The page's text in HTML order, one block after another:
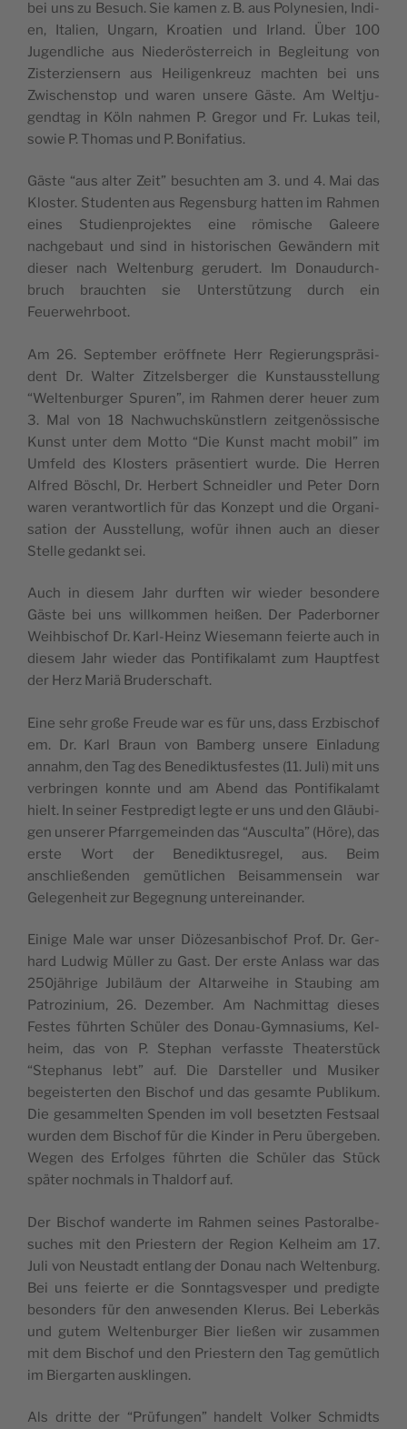
bei uns zu Besuch. Sie kamen z. B. aus Poly­ne­sien, Indi­
en, Ital­ien, Ungarn, Kroa­t­ien und Irland. Über 100
Jugendliche aus Niederöster­re­ich in Begleitung von
Zis­terziensern aus Heili­genkreuz macht­en bei uns
Zwis­chen­stop und waren unsere Gäste. Am Weltju­
gend­tag in Köln nah­men P. Gre­gor und Fr. Lukas teil,
sowie P. Thomas und P. Bonifatius.
Gäste “aus alter Zeit” besucht­en am 3. und 4. Mai das
Kloster. Stu­den­ten aus Regens­burg hat­ten im Rah­men
eines Stu­di­en­pro­jek­tes eine römis­che Galeere
nachge­baut und sind in his­torischen Gewän­dern mit
dieser nach Wel­tenburg gerud­ert. Im Donaudurch­
bruch braucht­en sie Unter­stützung durch ein
Feuerwehrboot.
Am 26. Sep­tem­ber eröffnete Herr Regierung­spräsi­
dent Dr. Wal­ter Zitzels­berg­er die Kun­stausstel­lung
“Wel­tenburg­er Spuren”, im Rah­men der­er heuer zum
3. Mal von 18 Nach­wuch­skün­stlern zeit­genös­sis­che
Kun­st unter dem Mot­to “Die Kun­st macht mobil” im
Umfeld des Klosters präsen­tiert wurde. Die Her­ren
Alfred Böschl, Dr. Her­bert Schnei­dler und Peter Dorn
waren ver­ant­wortlich für das Konzept und die Organ­i­
sa­tion der Ausstel­lung, wofür ihnen auch an dieser
Stelle gedankt sei.
Auch in diesem Jahr durften wir wieder beson­dere
Gäste bei uns willkom­men heißen. Der Pader­borner
Wei­h­bischof Dr. Karl-Heinz Wiese­mann feierte auch in
diesem Jahr wieder das Pon­tif­ikalamt zum Haupt­fest
der Herz Mar­iä Bruderschaft.
Eine sehr große Freude war es für uns, dass Erzbischof
em. Dr. Karl Braun von Bam­berg unsere Ein­ladung
annahm, den Tag des Benedik­tus­festes (11. Juli) mit uns
ver­brin­gen kon­nte und am Abend das Pon­tif­ikalamt
hielt. In sein­er Fest­predigt legte er uns und den Gläu­bi­
gen unser­er Pfar­rge­mein­den das “Aus­cul­ta” (Höre), das
erste Wort der Benedik­tus­regel, aus. Beim
anschließen­den gemütlichen Beisam­men­sein war
Gele­gen­heit zur Begeg­nung untereinander.
Einige Male war unser Diöze­san­bischof Prof. Dr. Ger­
hard Lud­wig Müller zu Gast. Der erste Anlass war das
250jährige Jubiläum der Altar­wei­he in Staub­ing am
Patrozini­um, 26. Dezem­ber. Am Nach­mit­tag dieses
Festes führten Schüler des Donau-Gym­na­si­ums, Kel­
heim, das von P. Stephan ver­fasste The­ater­stück
“Stephanus lebt” auf. Die Darsteller und Musik­er
begeis­terten den Bischof und das gesamte Pub­likum.
Die gesam­melten Spenden im voll beset­zten Fest­saal
wur­den dem Bischof für die Kinder in Peru übergeben.
Wegen des Erfolges führten die Schüler das Stück
später nochmals in Thal­dorf auf.
Der Bischof wan­derte im Rah­men seines Pas­toralbe­
such­es mit den Priestern der Region Kel­heim am 17.
Juli von Neustadt ent­lang der Donau nach Wel­tenburg.
Bei uns feierte er die Son­ntagsves­per und predigte
beson­ders für den anwe­senden Klerus. Bei Leberkäs
und gutem Wel­tenburg­er Bier ließen wir zusam­men
mit dem Bischof und den Priestern den Tag gemütlich
im Bier­garten ausklingen.
Als dritte der “Prü­fun­gen” han­delt Volk­er Schmidts